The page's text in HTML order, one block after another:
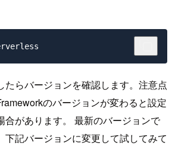
たらバージョンを確認します。注意点
のバージョンが変わると設定
合があります。 最新のバージョンで
下記バージョンに変更して試してみて